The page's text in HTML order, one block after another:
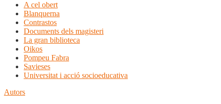
A cel obert
Blanquerna
Contrastos
Documents dels magisteri
La gran biblioteca
Oikos
Pompeu Fabra
Savieses
Universitat i acció socioeducativa
Autors